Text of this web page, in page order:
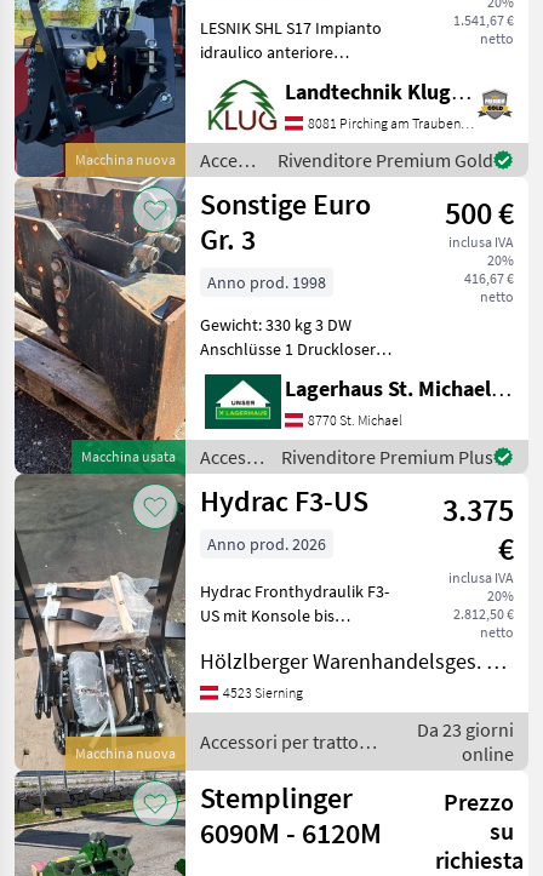
Macchina nuova
1.541,67 €
netto
LESNIK SHL S17 Impianto
idraulico anteriore
universale per una facile
installazione su quasi tutti i
trattori fino a circa 90 HP.
Cilindro di sollevamento a
doppio e
Landtechnik Klug e. U.
8081 Pirching am Traubenberg
Accessori
per
trattore
/
Lesnik
Rivenditore Premium Gold
Macchina usata
Sonstige Euro
Gr. 3
500 €
inclusa IVA
20%
416,67 €
netto
Anno prod. 1998
Gewicht: 330 kg 3 DW
Anschlüsse 1 Druckloser
Rücklauf Um Ihnen
unnötige Wartezeiten oder
Wegstrecken zu ersparen,
bitten wir Sie um vorherige
Kontaktaufnahme, fall
Lagerhaus St. Michael ob Leoben eGen
8770 St. Michael
Accessori
per
trattore
Sonstige
Rivenditore Premium Plus
Macchina nuova
Hydrac F3-US
3.375
€
inclusa IVA
20%
2.812,50 €
netto
Anno prod. 2026
Hydrac Fronthydraulik F3-
US mit Konsole bis
Schlauchsatz, passend zu
Same Siver 110-130. Das
Hubwerk ist neu und war
noch nicht montiert. C
Hölzlberger Warenhandelsges. m. b. H.
4523 Sierning
Accessori per trattore
/ Hydrac
Da 23 giorni
online
Stemplinger
6090M - 6120M
Prezzo
su
richiesta